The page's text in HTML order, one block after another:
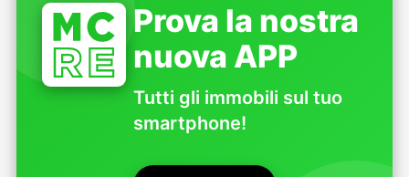
Prova la nostra
nuova APP
Tutti gli immobili sul tuo
smartphone!